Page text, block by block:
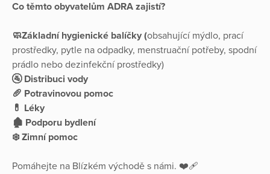
Co těmto obyvatelům ADRA zajistí?
🧼Základní hygienické balíčky (obsahující mýdlo, prací
prostředky, pytle na odpadky, menstruační potřeby, spodní
prádlo nebo dezinfekční prostředky)
🚰 Distribuci vody
🥖 Potravinovou pomoc
💊 Léky
🏚️ Podporu bydlení
❄️ Zimní pomoc
Pomáhejte na Blízkém východě s námi. ❤️‍🩹